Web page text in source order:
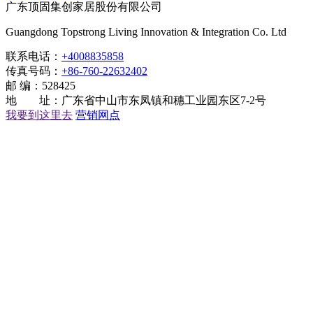
广东顶固集创家居股份有限公司
Guangdong Topstrong Living Innovation & Integration Co. Ltd
联系电话： +4008835858
传真号码： +86-760-22632402
邮 编：528425
地 址：广东省中山市东凤镇和穗工业园东区7-2号
我要到这里去 营销网点